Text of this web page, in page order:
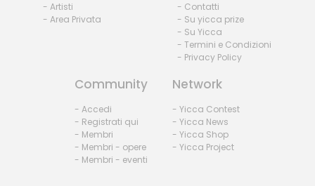
- Artisti
- Area Privata
- Contatti
- Su yicca prize
- Su Yicca
- Termini e Condizioni
- Privacy Policy
Community
- Accedi
- Registrati qui
- Membri
- Membri - opere
- Membri - eventi
Network
- Yicca Contest
- Yicca News
- Yicca Shop
- Yicca Project